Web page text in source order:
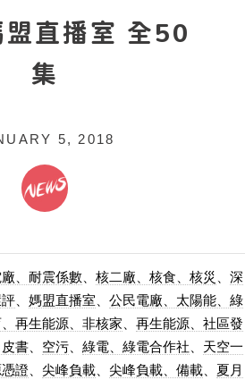
直播室 全50
集
5, 2018
、耐震係數 核二廠、核食、核災
深
媽盟直播室
公民電廠、太陽能、綠
再生能源、非核家
再生能源、社區發
書 空污 綠電、綠電合作社
天空一
證 尖峰負載 尖峰負載、備載
夏月